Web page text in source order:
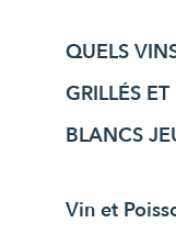
QUELS
GRILLÉS
BLANCS
Vin et